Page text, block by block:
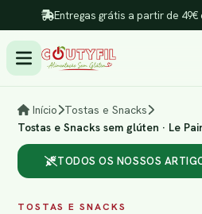
Entregas grátis a partir de
Início
Tostas e Snacks
Tostas e Snacks sem glúten · Le
TODOS OS NOSSOS
TOSTAS E SNACKS